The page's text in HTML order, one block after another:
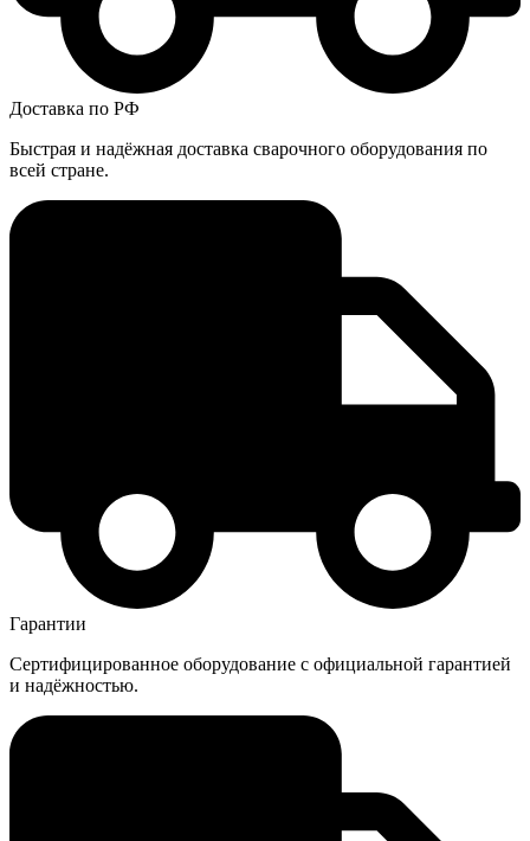
Доставка по РФ
Быстрая и надёжная доставка сварочного оборудования по
всей стране.
Гарантии
Сертифицированное оборудование с официальной гарантией
и надёжностью.